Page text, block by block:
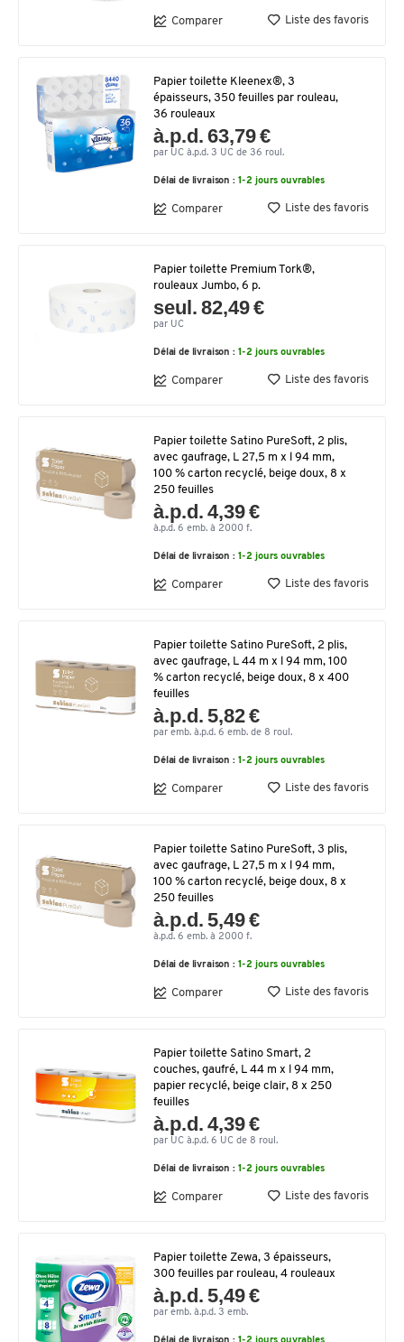
Comparer Liste des favoris
Papier toilette Kleenex®, 3
épaisseurs, 350 feuilles par rouleau,
36 rouleaux
à.p.d. 63,79 €
par UC à.p.d. 3 UC de 36 roul.
Délai de livraison : 1-2 jours ouvrables
Comparer Liste des favoris
Papier toilette Premium Tork®,
rouleaux Jumbo, 6 p.
seul. 82,49 €
par UC
Délai de livraison : 1-2 jours ouvrables
Comparer Liste des favoris
Papier toilette Satino PureSoft, 2 plis,
avec gaufrage, L 27,5 m x l 94 mm,
100 % carton recyclé, beige doux, 8 x
250 feuilles
à.p.d. 4,39 €
à.p.d. 6 emb. à 2000 f.
Délai de livraison : 1-2 jours ouvrables
Comparer Liste des favoris
Papier toilette Satino PureSoft, 2 plis,
avec gaufrage, L 44 m x l 94 mm, 100
% carton recyclé, beige doux, 8 x 400
feuilles
à.p.d. 5,82 €
par emb. à.p.d. 6 emb. de 8 roul.
Délai de livraison : 1-2 jours ouvrables
Comparer Liste des favoris
Papier toilette Satino PureSoft, 3 plis,
avec gaufrage, L 27,5 m x l 94 mm,
100 % carton recyclé, beige doux, 8 x
250 feuilles
à.p.d. 5,49 €
à.p.d. 6 emb. à 2000 f.
Délai de livraison : 1-2 jours ouvrables
Comparer Liste des favoris
Papier toilette Satino Smart, 2
couches, gaufré, L 44 m x l 94 mm,
papier recyclé, beige clair, 8 x 250
feuilles
à.p.d. 4,39 €
par UC à.p.d. 6 UC de 8 roul.
Délai de livraison : 1-2 jours ouvrables
Comparer Liste des favoris
Papier toilette Zewa, 3 épaisseurs,
300 feuilles par rouleau, 4 rouleaux
à.p.d. 5,49 €
par emb. à.p.d. 3 emb.